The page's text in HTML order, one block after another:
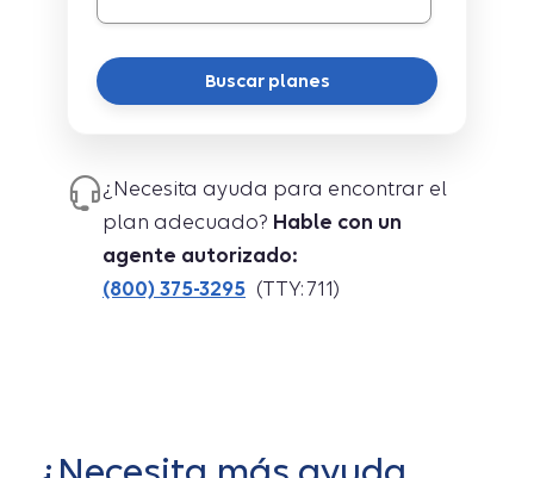
Buscar planes
¿Necesita ayuda para encontrar el
plan adecuado? Hable con un
agente autorizado:
(800) 375-3295 (TTY: 711)